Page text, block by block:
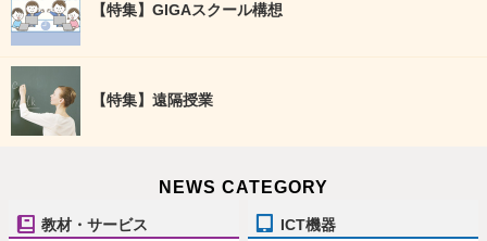
【特集】GIGAスクール構想
【特集】遠隔授業
NEWS CATEGORY
教材・サービス ICT機器